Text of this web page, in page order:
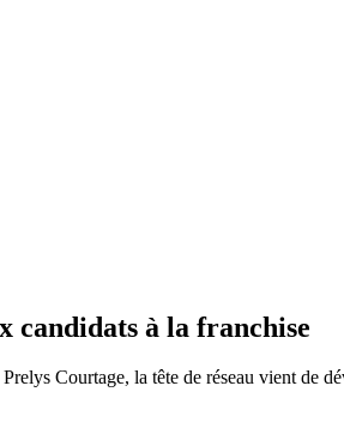
candidats à la franchise
Courtage, la tête de réseau vient de